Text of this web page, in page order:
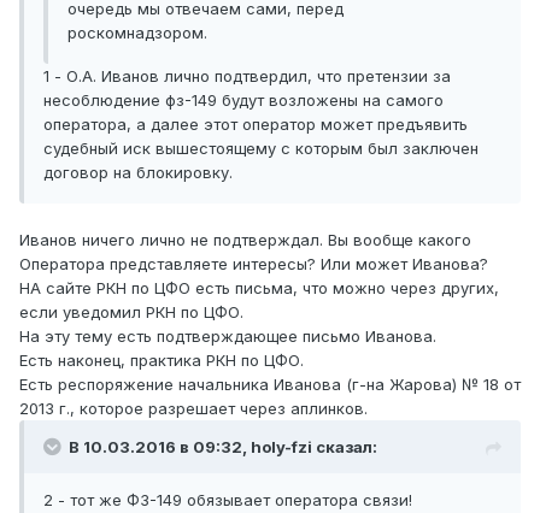
очередь мы отвечаем сами, перед
роскомнадзором.
1 - О.А. Иванов лично подтвердил, что претензии за
несоблюдение фз-149 будут возложены на самого
оператора, а далее этот оператор может предъявить
судебный иск вышестоящему с которым был заключен
договор на блокировку.
Иванов ничего лично не подтверждал. Вы вообще какого
Оператора представляете интересы? Или может Иванова?
НА сайте РКН по ЦФО есть письма, что можно через других,
если уведомил РКН по ЦФО.
На эту тему есть подтверждающее письмо Иванова.
Есть наконец, практика РКН по ЦФО.
Есть респоряжение начальника Иванова (г-на Жарова) № 18 от
2013 г., которое разрешает через аплинков.
В 10.03.2016 в 09:32, holy-fzi сказал:
2 - тот же ФЗ-149 обязывает оператора связи!